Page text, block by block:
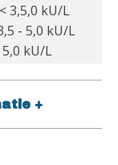
3,5,0 kU/L
- 5,0 kU/L
kU/L
+